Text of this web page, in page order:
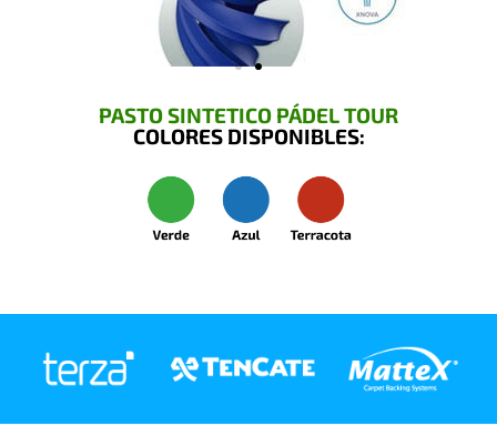
PASTO SINTETICO PÁDEL TOUR
COLORES DISPONIBLES: